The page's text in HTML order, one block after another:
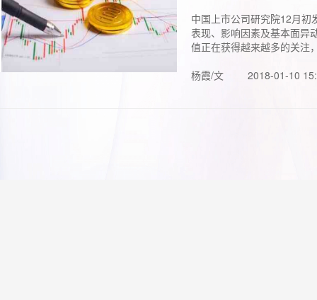
中国上市公司研究院12月初
表现、影响因素及基本面异
值正在获得越来越多的关注
杨霞/文
2018-01-10